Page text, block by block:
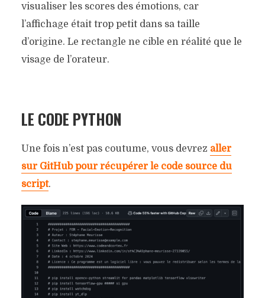
visualiser les scores des émotions, car
l’affichage était trop petit dans sa taille
d’origine. Le rectangle ne cible en réalité que le
visage de l’orateur.
LE CODE PYTHON
Une fois n’est pas coutume, vous devrez aller
sur GitHub pour récupérer le code source du
script.